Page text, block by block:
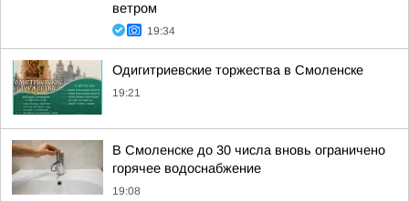
ветром
19:34
Одигитриевские торжества в Смоленске
19:21
В Смоленске до 30 числа вновь ограничено
горячее водоснабжение
19:08